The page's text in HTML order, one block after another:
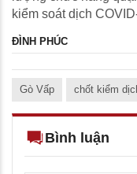
kiểm soát dịch
ĐÌNH PHÚC
Gò Vấp chốt kiểm
Bình luận